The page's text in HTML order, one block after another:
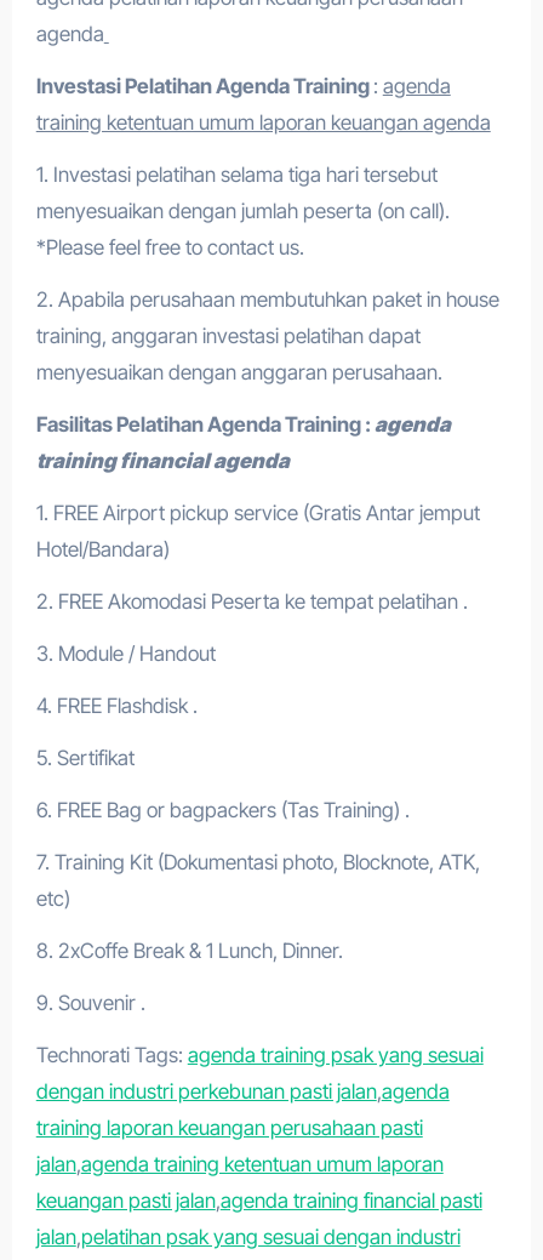
agenda
Investasi PelatihanAgenda Training : agenda
training ketentuan umum laporan keuangan agenda
1. Investasi pelatihan selama tiga hari tersebut
menyesuaikan dengan jumlah peserta (on call).
*Please feel free to contact us.
2. Apabila perusahaan membutuhkan paket in house
training, anggaran investasi pelatihan dapat
menyesuaikan dengan anggaran perusahaan.
Fasilitas PelatihanAgenda Training : agenda
training financial agenda
1. FREE Airport pickup service (Gratis Antar jemput
Hotel/Bandara)
2. FREE Akomodasi Peserta ke tempat pelatihan .
3. Module / Handout
4. FREE Flashdisk .
5. Sertifikat
6. FREE Bag or bagpackers (Tas Training) .
7. Training Kit (Dokumentasi photo, Blocknote, ATK,
etc)
8. 2xCoffe Break & 1 Lunch, Dinner.
9. Souvenir .
Technorati Tags: agenda training psak yang sesuai
dengan industri perkebunan pasti jalan,agenda
training laporan keuangan perusahaan pasti
jalan,agenda training ketentuan umum laporan
keuangan pasti jalan,agenda training financial pasti
jalan,pelatihan psak yang sesuai dengan industri